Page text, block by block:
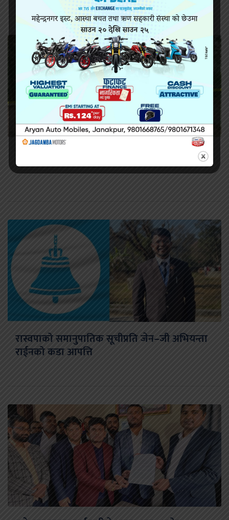
रास्वपाको समानुपातिक सूचीप्रति जेन–जी अभियन्ता
राईनको कडा आपत्ति